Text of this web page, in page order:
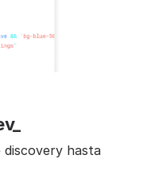
discovery hasta